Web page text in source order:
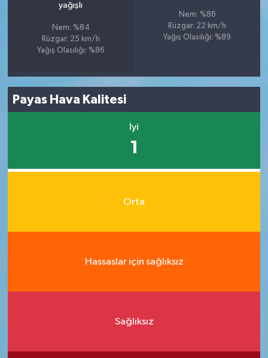
yağışlı
Nem: %84
Rüzgar: 25 km/h
Yağış Olasılığı: %86
Nem: %86
Rüzgar: 22 km/h
Yağış Olasılığı: %89
Payas Hava Kalitesi
İyi
1
Orta
Hassaslar için sağlıksız
Sağlıksız